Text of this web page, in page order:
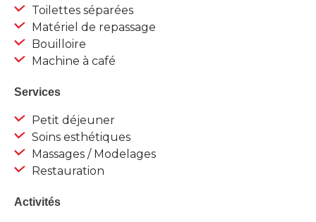
Toilettes séparées
Matériel de repassage
Bouilloire
Machine à café
Services
Petit déjeuner
Soins esthétiques
Massages / Modelages
Restauration
Activités